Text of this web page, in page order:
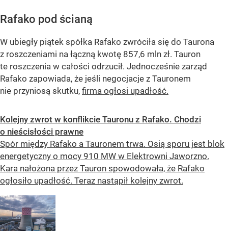
Rafako pod ścianą
W ubiegły piątek spółka Rafako zwróciła się do Taurona
z roszczeniami na łączną kwotę 857,6 mln zł. Tauron
te roszczenia w całości odrzucił. Jednocześnie zarząd
Rafako zapowiada, że jeśli negocjacje z Tauronem
nie przyniosą skutku, firma ogłosi upadłość.
Kolejny zwrot w konflikcie Tauronu z Rafako. Chodzi
o nieścisłości prawne
Spór między Rafako a Tauronem trwa. Osią sporu jest blok
energetyczny o mocy 910 MW w Elektrowni Jaworzno.
Kara nałożona przez Tauron spowodowała, że Rafako
ogłosiło upadłość. Teraz nastąpił kolejny zwrot.